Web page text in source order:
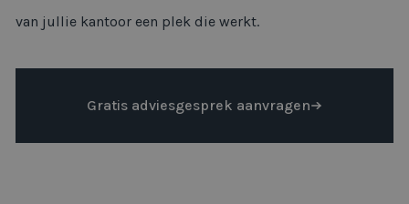
van jullie kantoor een plek die werkt.
Gratis adviesgesprek aanvragen